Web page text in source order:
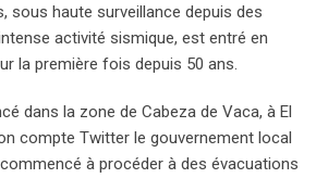
sous haute surveillance depuis des
activité sismique, est entré en
la première fois depuis 50 ans.
dans la zone de Cabeza de Vaca, à El
compte Twitter le gouvernement local
commencé à procéder à des évacuations